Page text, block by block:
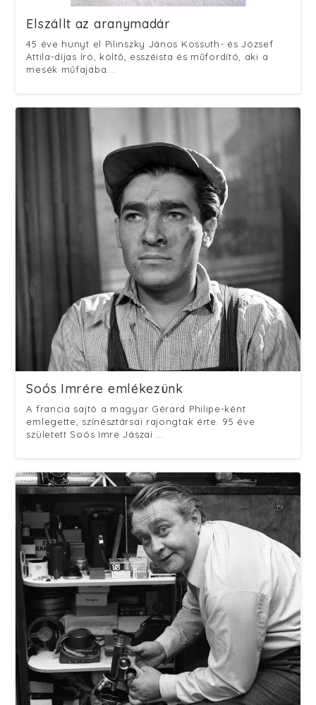
Elszállt az aranymadár
45 éve hunyt el Pilinszky János Kossuth- és József
Attila-díjas író, költő, esszéista és műfordító, aki a
mesék műfajába...
Soós Imrére emlékezünk
A francia sajtó a magyar Gérard Philipe-ként
emlegette, színésztársai rajongtak érte. 95 éve
született Soós Imre Jászai ...